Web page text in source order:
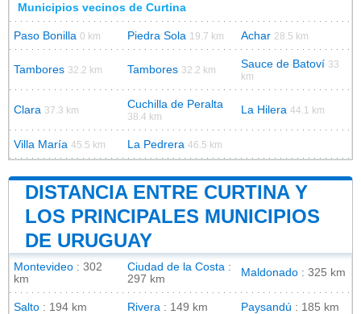
Municipios vecinos de Curtina
Paso Bonilla 0 km Piedra Sola 19.7 km Achar 28.5 km
Tambores 32.2 km Tambores 32.2 km Sauce de Batoví 33
km
Clara 37.3 km Cuchilla de Peralta
38.4 km
La Hilera 44.1 km
Villa María 45.5 km La Pedrera 46.5 km
DISTANCIA ENTRE CURTINA Y
LOS PRINCIPALES MUNICIPIOS
DE URUGUAY
Montevideo : 302
km
Ciudad de la Costa :
297 km
Maldonado : 325 km
Salto : 194 km Rivera : 149 km Paysandú : 185 km